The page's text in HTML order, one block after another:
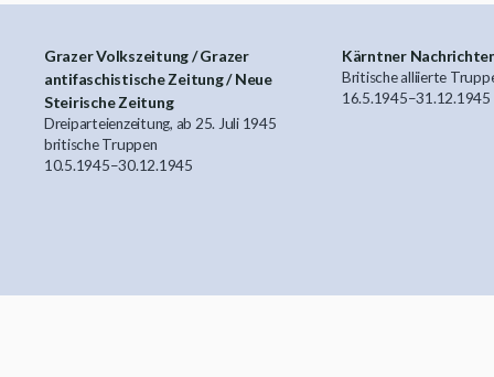
Grazer Volkszeitung / Grazer
antifaschistische Zeitung / Neue
Steirische Zeitung
Dreiparteienzeitung, ab 25. Juli 1945
britische Truppen
10.5.1945–30.12.1945
Kärntner
Britische alliierte
16.5.1945–31.12.1945